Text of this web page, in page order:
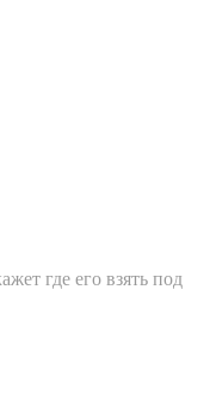
где его взять под